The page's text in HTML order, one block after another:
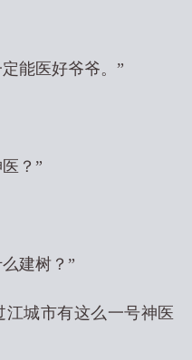
能医好爷爷。”
？”
建树？”
江城市有这么一号神医